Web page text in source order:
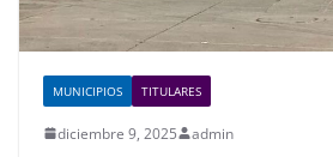
MUNICIPIOS TITULARES
diciembre 9, 2025 admin